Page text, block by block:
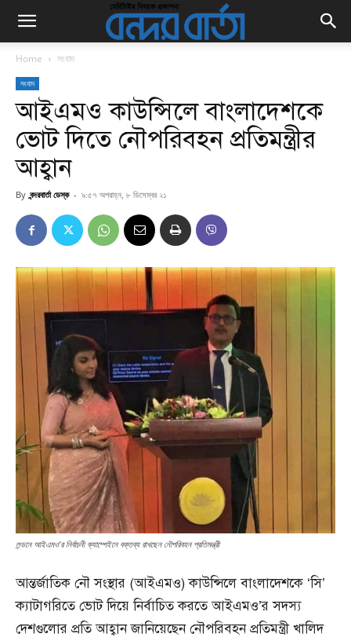
Home সংবাদ
সংবাদ
আইএমও কাউন্সিলে বাংলাদেশকে
ভোট দিতে নৌপরিবহন প্রতিমন্ত্রীর
আহ্বান
By বন্দরবার্তা ডেস্ক - ৯:৫৭ অপরাহ্ন, ৮ ডিসেম্বর ২১
লন্ডনে আইএমও’র নির্বাচনী ক্যাম্পেইনে বক্তব্য রাখছেন নৌপরিবহন প্রতিমন্ত্রী
আন্তর্জাতিক নৌ সংস্থার (আইএমও) কাউন্সিলে বাংলাদেশকে ‘সি’
ক্যাটাগরিতে ভোট দিয়ে নির্বাচিত করতে আইএমও’র সদস্য
দেশগুলোর প্রতি আহ্বান জানিয়েছেন নৌপরিবহন প্রতিমন্ত্রী খালিদ